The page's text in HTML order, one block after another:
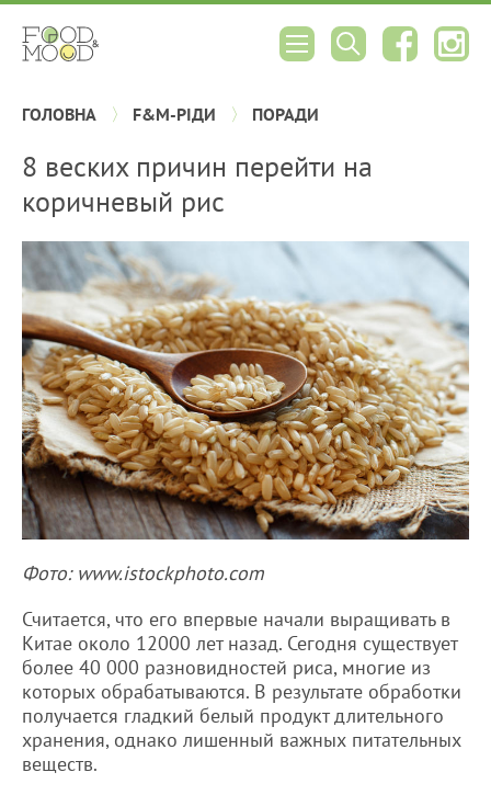
ГОЛОВНА F&M-РІДИ ПОРАДИ
8 веских причин перейти на
коричневый рис
Фото: www.istockphoto.com
Считается, что его впервые начали выращивать в
Китае около 12000 лет назад. Сегодня существует
более 40 000 разновидностей риса, многие из
которых обрабатываются. В результате обработки
получается гладкий белый продукт длительного
хранения, однако лишенный важных питательных
веществ.